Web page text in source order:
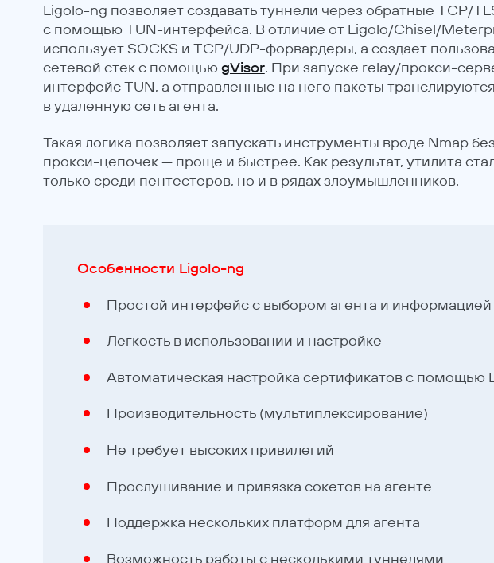
Ligolo-ng позволяет создавать туннели через обратные TCP/
с помощью TUN-интерфейса. В отличие от Ligolo/Chisel/
использует SOCKS и TCP/UDP-форвардеры, а создает
сетевой стек с помощью gVisor. При запуске relay/прокси-
интерфейс TUN, а отправленные на него пакеты
в удаленную сеть агента.
Такая логика позволяет запускать инструменты вроде Nmap
прокси-цепочек — проще и быстрее. Как результат, утилита
только среди пентестеров, но и в рядах злоумышленников.
Особенности Ligolo-ng
Простой интерфейс с выбором агента и информацией
Легкость в использовании и настройке
Автоматическая настройка сертификатов с помощью
Производительность (мультиплексирование)
Не требует высоких привилегий
Прослушивание и привязка сокетов на агенте
Поддержка нескольких платформ для агента
Возможность работы с несколькими туннелями